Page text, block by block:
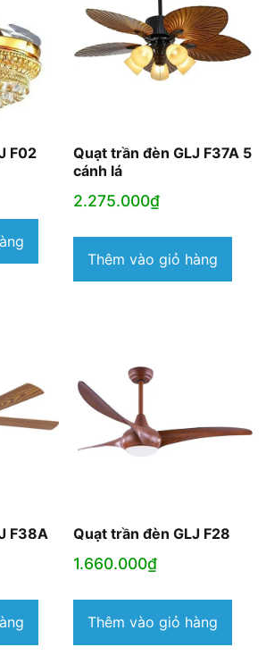
F02
Quạt trần đèn GLJ F37A 5
cánh lá
2.275.000₫
Thêm vào giỏ hàng
F38A Quạt trần đèn GLJ F28
1.660.000₫
Thêm vào giỏ hàng